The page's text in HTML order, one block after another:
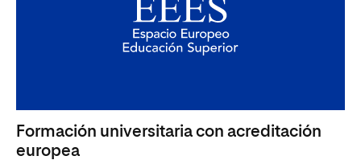
Formación universitaria con acreditación
europea